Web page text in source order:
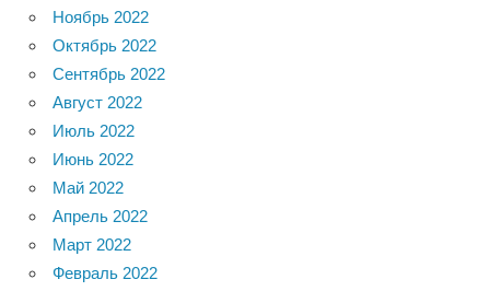
Ноябрь 2022
Октябрь 2022
Сентябрь 2022
Август 2022
Июль 2022
Июнь 2022
Май 2022
Апрель 2022
Март 2022
Февраль 2022